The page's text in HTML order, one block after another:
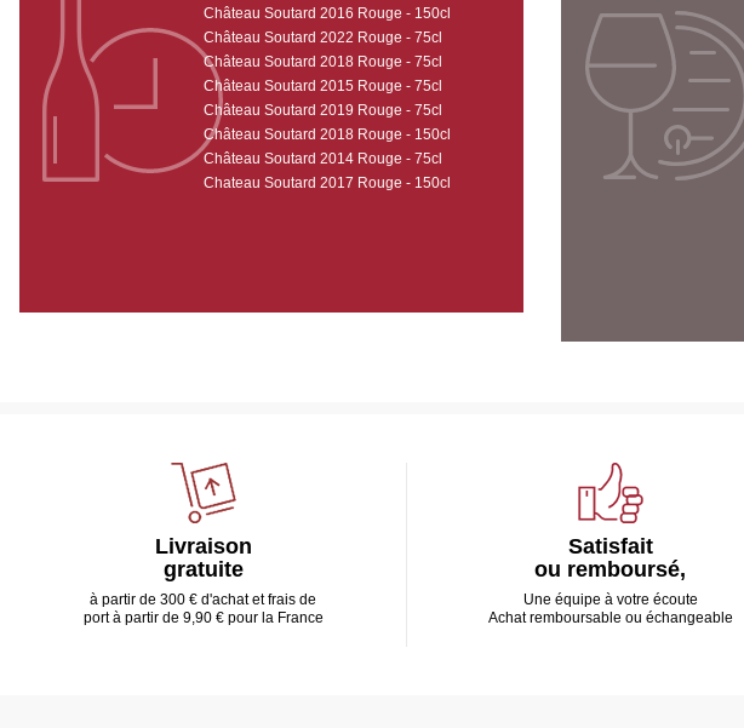
Château Soutard 2016 Rouge - 150cl
Château Soutard 2022 Rouge - 75cl
Château Soutard 2018 Rouge - 75cl
Château Soutard 2015 Rouge - 75cl
Château Soutard 2019 Rouge - 75cl
Château Soutard 2018 Rouge - 150cl
Château Soutard 2014 Rouge - 75cl
Chateau Soutard 2017 Rouge - 150cl
Livraison
gratuite
à partir de 300 € d'achat et frais de
port à partir de 9,90 € pour la France
Satisfait
ou remboursé,
Une équipe à votre écoute
Achat remboursable ou échangeable